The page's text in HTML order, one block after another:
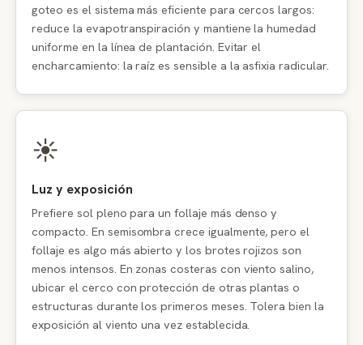
goteo es el sistema más eficiente para cercos largos:
reduce la evapotranspiración y mantiene la humedad
uniforme en la línea de plantación. Evitar el
encharcamiento: la raíz es sensible a la asfixia radicular.
☀️
Luz y exposición
Prefiere sol pleno para un follaje más denso y
compacto. En semisombra crece igualmente, pero el
follaje es algo más abierto y los brotes rojizos son
menos intensos. En zonas costeras con viento salino,
ubicar el cerco con protección de otras plantas o
estructuras durante los primeros meses. Tolera bien la
exposición al viento una vez establecida.